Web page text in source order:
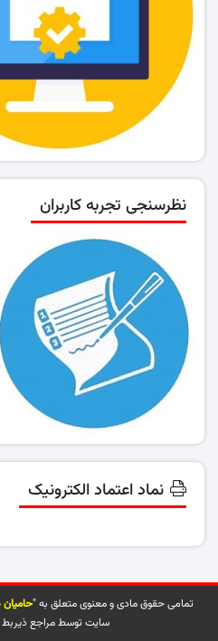
نظرسنجی تجربه کاربران
نماد اعتماد الکترونیک
تمامی حقوق مادی و معنوی متعلق به "
سایت توسط مراجع